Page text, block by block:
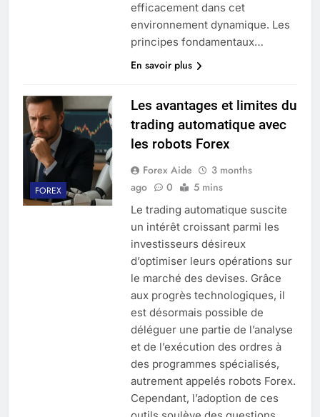
efficacement dans cet
environnement dynamique. Les
principes fondamentaux…
En savoir plus
FOREX
Les avantages et limites du
trading automatique avec
les robots Forex
Forex Aide
3 months
ago
0 5 mins
Le trading automatique suscite
un intérêt croissant parmi les
investisseurs désireux
d’optimiser leurs opérations sur
le marché des devises. Grâce
aux progrès technologiques, il
est désormais possible de
déléguer une partie de l’analyse
et de l’exécution des ordres à
des programmes spécialisés,
autrement appelés robots Forex.
Cependant, l’adoption de ces